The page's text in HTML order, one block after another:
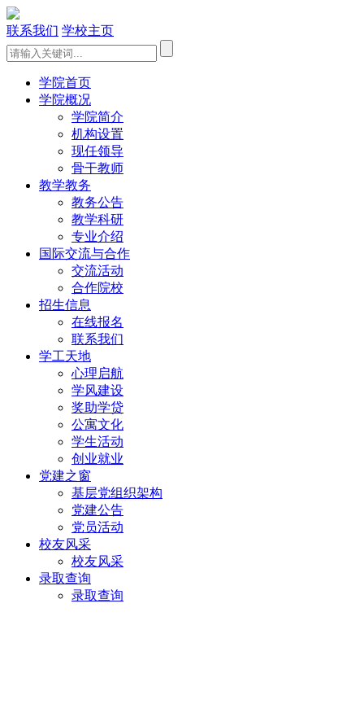
联系我们 学校主页
学院首页
学院概况
学院简介
机构设置
现任领导
骨干教师
教学教务
教务公告
教学科研
专业介绍
国际交流与合作
交流活动
合作院校
招生信息
在线报名
联系我们
学工天地
心理启航
学风建设
奖助学贷
公寓文化
学生活动
创业就业
党建之窗
基层党组织架构
党建公告
党员活动
校友风采
校友风采
录取查询
录取查询